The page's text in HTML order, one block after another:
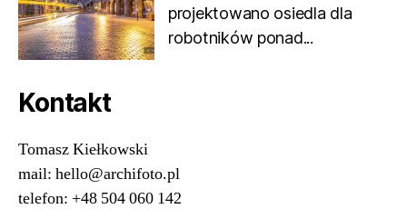
projektowano osiedla dla
robotników ponad...
Kontakt
Tomasz Kiełkowski
mail: hello@archifoto.pl
telefon: +48 504 060 142